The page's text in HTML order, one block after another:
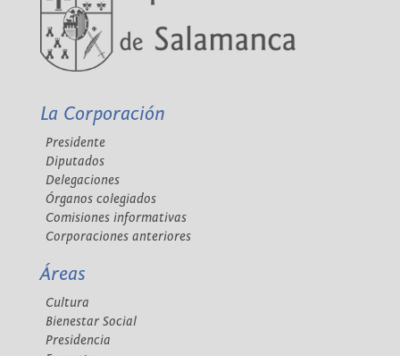
La Corporación
Presidente
Diputados
Delegaciones
Órganos colegiados
Comisiones informativas
Corporaciones anteriores
Áreas
Cultura
Bienestar Social
Presidencia